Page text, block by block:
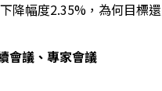
降幅度2.35%，為何目標
會議、專家會議